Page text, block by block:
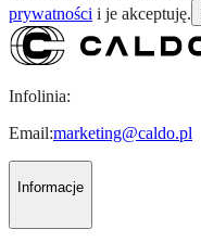
prywatności i je akceptuję.
Infolinia:
Email:marketing@caldo.pl
Informacje